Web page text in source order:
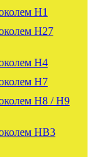
H1
H27
H4
H7
H8 / H9
HB3